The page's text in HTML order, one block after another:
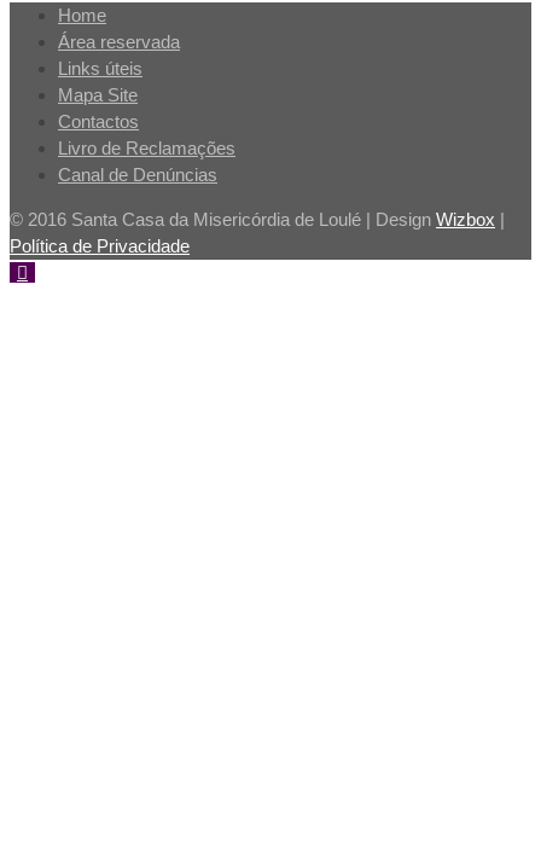
Home
Área reservada
Links úteis
Mapa Site
Contactos
Livro de Reclamações
Canal de Denúncias
© 2016 Santa Casa da Misericórdia de Loulé | Design Wizbox |
Política de Privacidade